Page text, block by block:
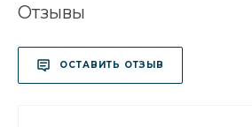
Отзывы
ОСТАВИТЬ ОТЗЫВ